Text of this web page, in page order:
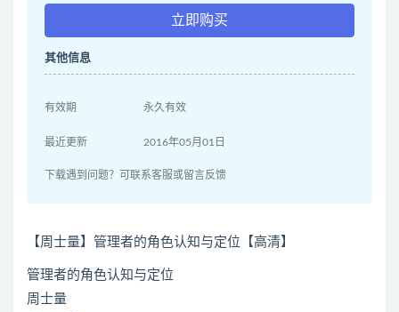
立即购买
其他信息
有效期 永久有效
最近更新 2016年05月01日
下载遇到问题？可联系客服或留言反馈
【周士量】管理者的角色认知与定位【高清】
管理者的角色认知与定位
周士量